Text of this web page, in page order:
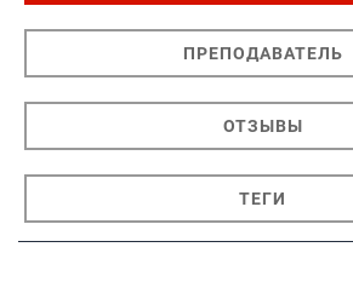
ПРЕПОДАВАТЕЛЬ
ОТЗЫВЫ
ТЕГИ